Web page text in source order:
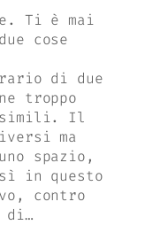
Ti è mai
cose
di due
troppo
simili. Il
ma
spazio,
in questo
contro
di…